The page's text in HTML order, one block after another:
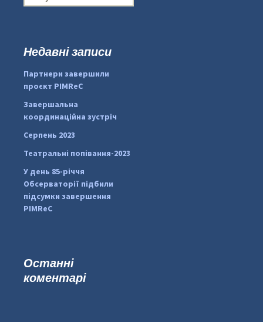
о
:Недавні записи
Партнери завершили
проєкт PIMReC
Завершальна
координаційна зустріч
Серпень 2023
Театральні попівання-2023
У день 85-річчя
Обсерваторії підбили
підсумки завершення
PIMReC
Останні
коментарі